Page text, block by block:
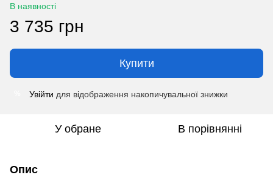
В наявності
3 735 грн
Купити
Увійти для відображення накопичувальної знижки
У обране В порівнянні
Опис